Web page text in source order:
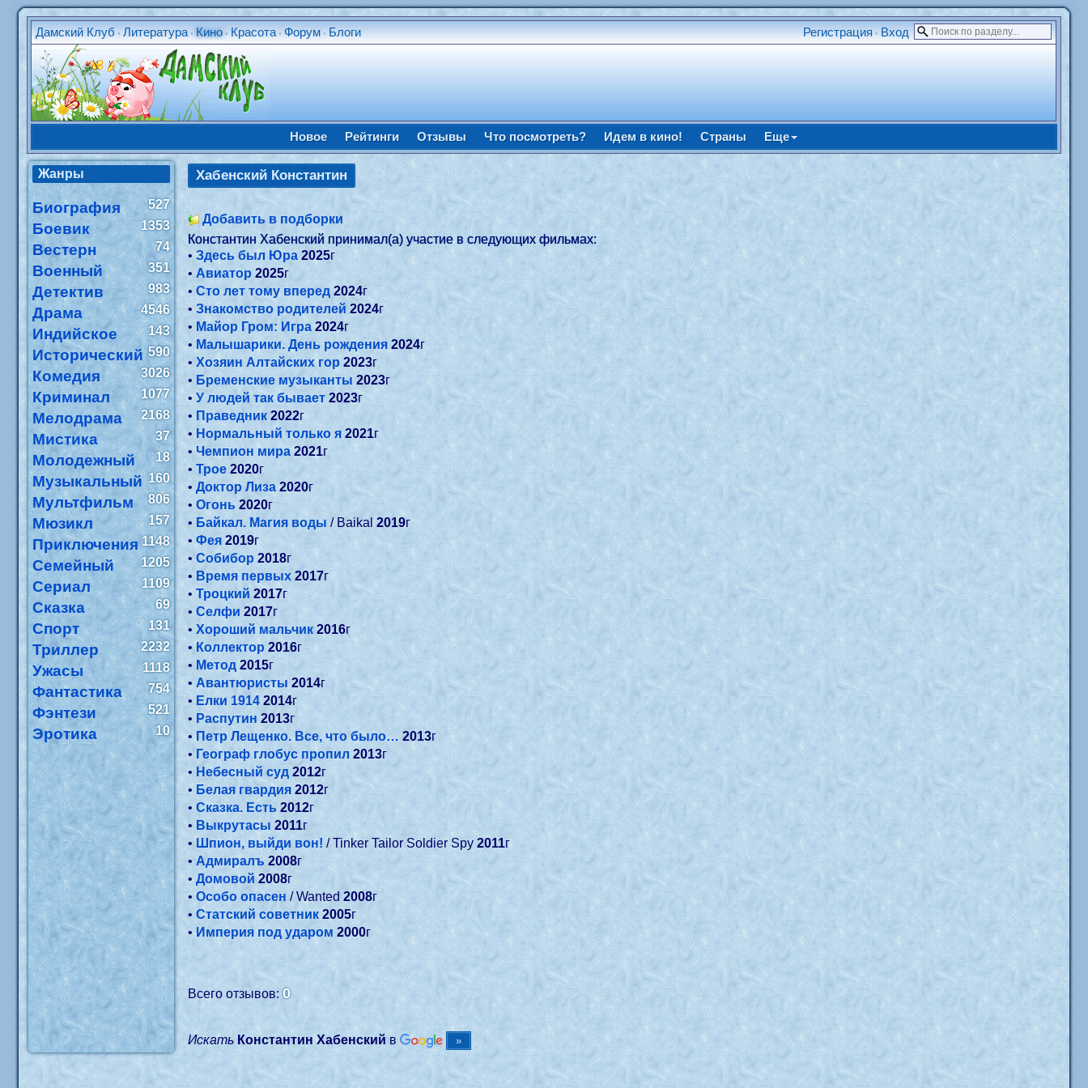
Дамский Клуб •Литература •Кино • Красота •Форум • Блоги Регистрация • Вход
Новое Рейтинги Отзывы Что посмотреть? Идем в кино! Страны Еще
Жанры
Биография 527
Боевик 1353
Вестерн 74
Военный 351
Детектив 983
Драма 4546
Индийское 143
Исторический 590
Комедия 3026
Криминал 1077
Мелодрама 2168
Мистика 37
Молодежный 18
Музыкальный 160
Мультфильм 806
Мюзикл 157
Приключения 1148
Семейный 1205
Сериал 1109
Сказка 69
Спорт 131
Триллер 2232
Ужасы 1118
Фантастика 754
Фэнтези 521
Эротика 10
Хабенский Константин
Добавить в подборки
Константин Хабенский принимал(а) участие в следующих фильмах:
•Здесь был Юра 2025г
• Авиатор 2025г
•Сто лет тому вперед 2024г
•Знакомство родителей 2024г
• Майор Гром: Игра 2024г
•Малышарики. День рождения 2024г
•Хозяин Алтайских гор 2023г
•Бременские музыканты 2023г
•У людей так бывает 2023г
•Праведник 2022г
•Нормальный только я 2021г
•Чемпион мира 2021г
•Трое 2020г
•Доктор Лиза 2020г
•Огонь 2020г
• Байкал. Магия воды / Baikal2019г
•Фея 2019г
•Собибор 2018г
•Время первых 2017г
•Троцкий 2017г
•Селфи 2017г
•Хороший мальчик 2016г
•Коллектор 2016г
• Метод 2015г
• Авантюристы 2014г
•Елки 1914 2014г
• Распутин 2013г
•Петр Лещенко. Все, что было… 2013г
• Географ глобус пропил 2013г
•Небесный суд 2012г
•Белая гвардия 2012г
•Сказка. Есть 2012г
•Выкрутасы 2011г
•Шпион, выйди вон! / Tinker Tailor Soldier Spy2011г
•Адмиралъ 2008г
•Домовой 2008г
•Особо опасен / Wanted2008г
•Статский советник 2005г
•Империя под ударом 2000г
Всего отзывов:0
Искать Константин Хабенский в